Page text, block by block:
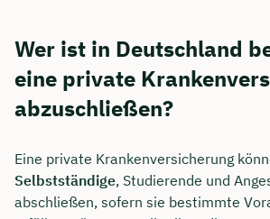
Wer ist in Deutschland
eine private
abzuschließen?
Eine private Krankenversicherung
Selbstständige, Studierende und
abschließen, sofern sie bestimmte